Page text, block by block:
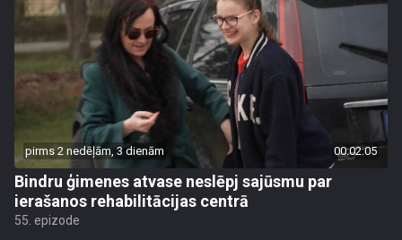
pirms 2 nedēļām, 3 dienām 00:02:05
Bindru ģimenes atvase neslēpj sajūsmu par
ierašanos rehabilitācijas centrā
55. epizode